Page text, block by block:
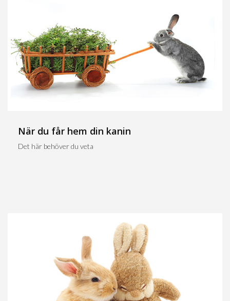
När du får hem din kanin
Det här behöver du veta